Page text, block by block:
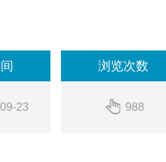
23
浏览次数
988